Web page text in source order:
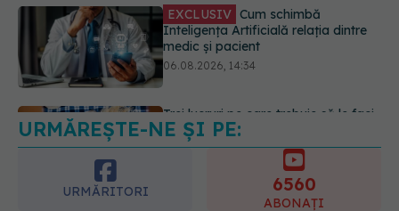
Trei lucruri pe care trebuie să le faci
după 45 de ani ca să întârzii
demența cu până la 13 ani
06.08.2026, 13:03
Colebil și Panzcebil, blocate
temporar în farmacii. ANMDMR
explică de ce a luat măsura
URMĂREȘTE-NE ȘI PE:
URMĂRITORI 6560
ABONAȚI